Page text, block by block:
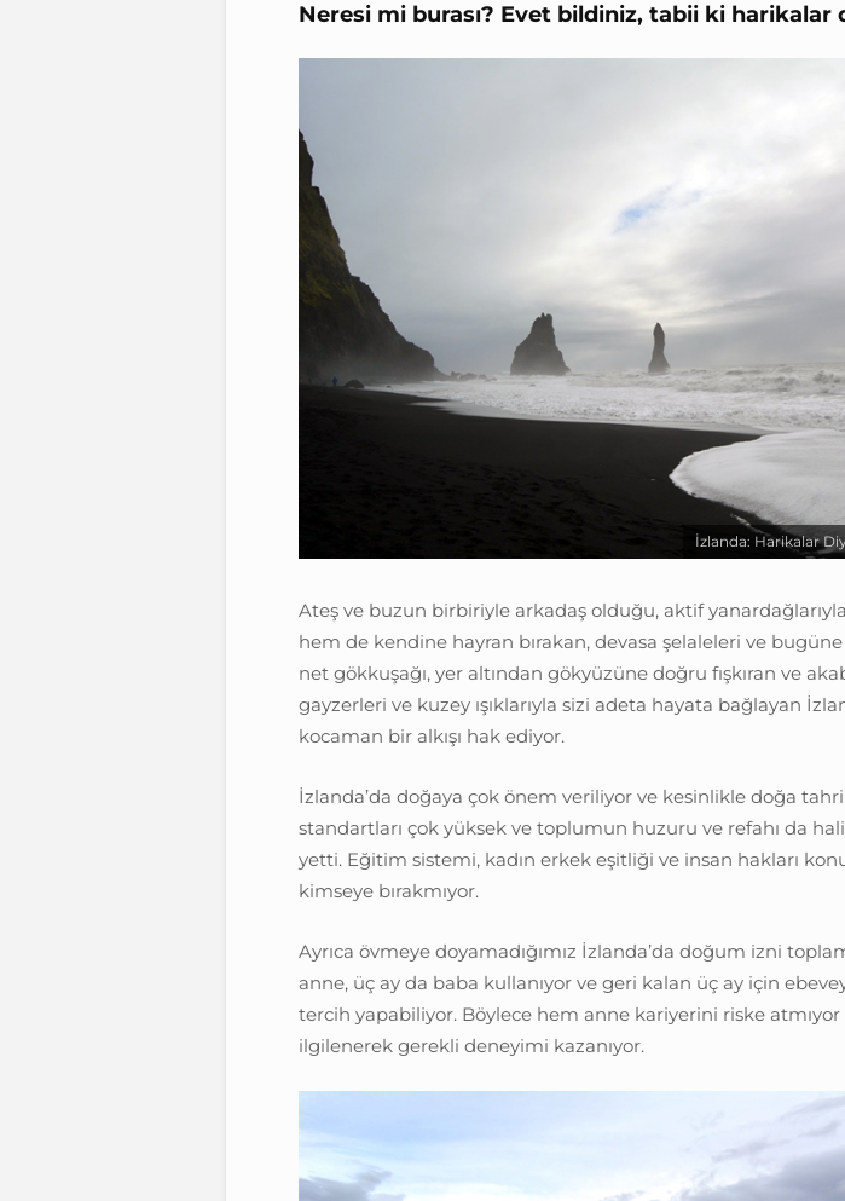
Neresi mi burası? Evet bildiniz, tabii ki harikalar
İzlanda: Harikalar
Ateş ve buzun birbiriyle arkadaş olduğu, aktif
hem de kendine hayran bırakan, devasa şelaleleri ve
net gökkuşağı, yer altından gökyüzüne doğru fışkıran ve
gayzerleri ve kuzey ışıklarıyla sizi adeta hayata bağlayan
kocaman bir alkışı hak ediyor.
İzlanda’da doğaya çok önem veriliyor ve kesinlikle doğa
standartları çok yüksek ve toplumun huzuru ve refahı da
yetti. Eğitim sistemi, kadın erkek eşitliği ve insan hakları
kimseye bırakmıyor.
Ayrıca övmeye doyamadığımız İzlanda’da doğum izni
anne, üç ay da baba kullanıyor ve geri kalan üç ay için
tercih yapabiliyor. Böylece hem anne kariyerini riske
ilgilenerek gerekli deneyimi kazanıyor.